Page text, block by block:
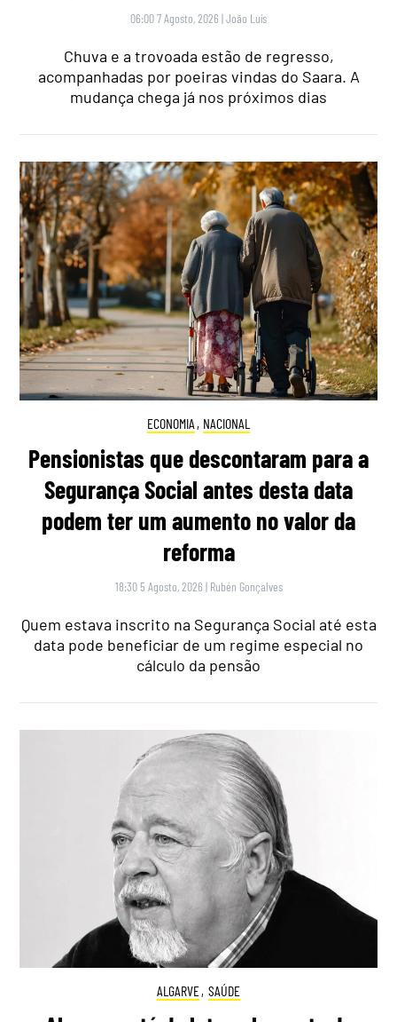
06:00 7 Agosto, 2026 |João Luís
Chuva e a trovoada estão de regresso,
acompanhadas por poeiras vindas do Saara. A
mudança chega já nos próximos dias
ECONOMIA , NACIONAL
Pensionistas que descontaram para a
Segurança Social antes desta data
podem ter um aumento no valor da
reforma
18:30 5 Agosto, 2026 | Rubén Gonçalves
Quem estava inscrito na Segurança Social até esta
data pode beneficiar de um regime especial no
cálculo da pensão
ALGARVE, SAÚDE